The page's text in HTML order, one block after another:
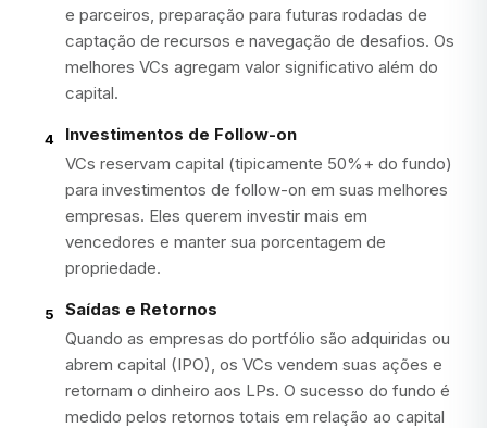
e parceiros, preparação para futuras rodadas de
captação de recursos e navegação de desafios. Os
melhores VCs agregam valor significativo além do
capital.
4
Investimentos de Follow-on
VCs reservam capital (tipicamente 50%+ do fundo)
para investimentos de follow-on em suas melhores
empresas. Eles querem investir mais em
vencedores e manter sua porcentagem de
propriedade.
5
Saídas e Retornos
Quando as empresas do portfólio são adquiridas ou
abrem capital (IPO), os VCs vendem suas ações e
retornam o dinheiro aos LPs. O sucesso do fundo é
medido pelos retornos totais em relação ao capital